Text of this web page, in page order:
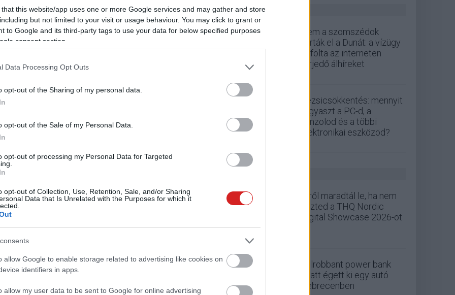
that this website/app uses one or more Google services and may gather and store
but not limited to your visit or usage behaviour. You may click to grant or
to Google and its third-party tags to use your data for below specified purposes
consent section.
Data Processing Opt Outs
opt-out of the Sharing of my personal data.
opt-out of the Sale of my Personal Data.
opt-out of processing my Personal Data for Targeted
opt-out of Collection, Use, Retention, Sale, and/or Sharing
Data that Is Unrelated with the Purposes for which it
allow Google to enable storage related to advertising like cookies on
identifiers in apps.
allow my user data to be sent to Google for online advertising
egy részét. Meglátjuk majd mit hoz a jövő, de
balatoni kardioösvény (X)
intelligencia
a látványos PC-s
ZÖLD PÁLYA
Nem a szomszédok
zárták el a Dunát: a vízügy
cáfolta az interneten
terjedő álhíreket
Rezsicsökkentés: mennyit
fogyaszt a PC-d, a
konzolod és a többi
elektronikai eszközöd?
Erről maradtál le, ha nem
nézted a THQ Nordic
Digital Showcase 2026-ot
Felrobbant power bank
miatt égett ki egy autó
Debrecenben